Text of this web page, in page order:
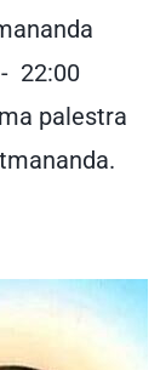
22:00
palestra